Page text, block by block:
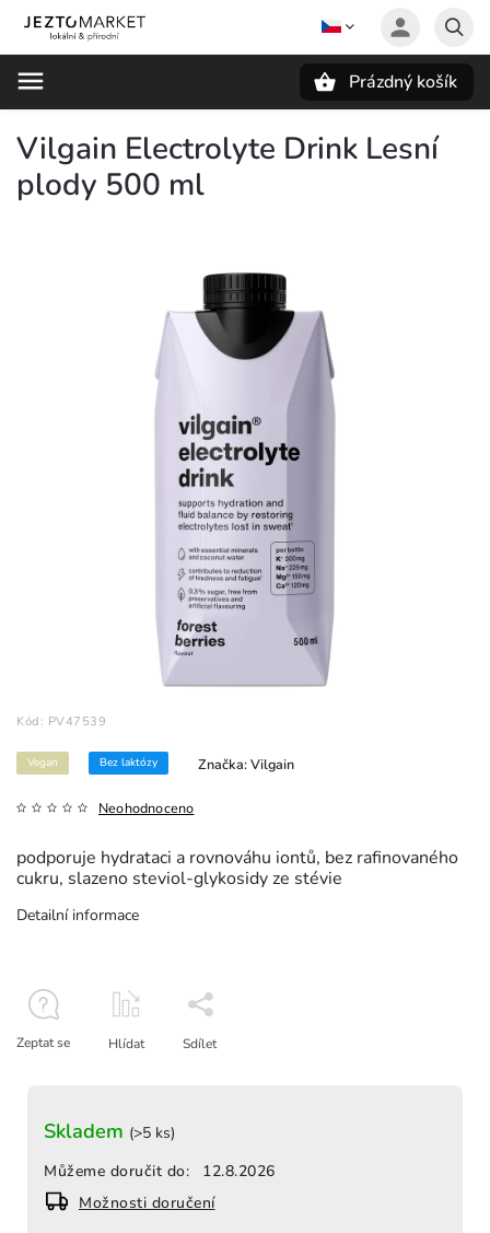
Prázdný košík
Vilgain Electrolyte Drink Lesní
plody 500 ml
Kód: PV47539
Vegan Bez laktózy
Neohodnoceno
Značka:Vilgain
Skladem (>5 ks)
Můžeme doručit do:
12.8.2026
Možnosti doručení
podporuje hydrataci a rovnováhu iontů, bez rafinovaného
cukru, slazeno steviol‑glykosidy ze stévie
Detailní informace
Zeptat se Hlídat Sdílet